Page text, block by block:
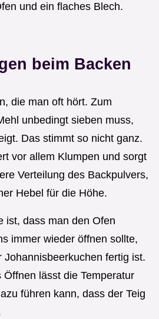
und ein flaches Blech.
beim Backen
die man oft hört. Zum
unbedingt sieben muss,
Das stimmt so nicht ganz.
vor allem Klumpen und sorgt
Verteilung des Backpulvers,
Hebel für die Höhe.
ist, dass man den Ofen
immer wieder öffnen sollte,
Johannisbeerkuchen fertig ist.
lässt die Temperatur
führen kann, dass der Teig